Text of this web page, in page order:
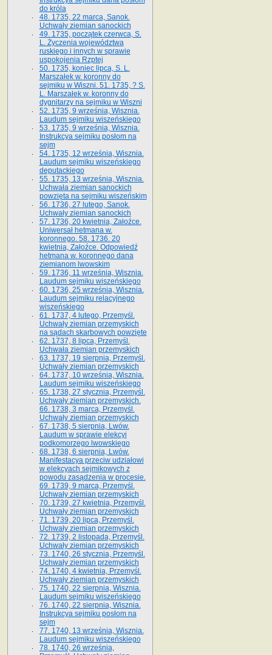
do króla
48. 1735, 22 marca, Sanok.
Uchwały ziemian sanockich
49. 1735, początek czerwca, S.
L. Życzenia województwa
ruskiego i innych w sprawie
uspokojenia Rzptej
50. 1735, koniec lipca, S. L.
Marszałek w. koronny do
sejmiku w Wiszni. 51. 1735, ? S.
L. Marszałek w. koronny do
dygnitarzy na sejmiku w Wiszni
52. 1735, 9 września, Wisznia.
Laudum sejmiku wiszeńskiego
53. 1735, 9 września, Wisznia.
Instrukcya sejmiku posłom na
sejm
54. 1735, 12 września, Wisznia.
Laudum sejmiku wiszeńskiego
deputackiego
55. 1735, 13 września, Wisznia.
Uchwała ziemian sanockich
powzięta na sejmiku wiszeńskim
56. 1736, 27 lutego, Sanok.
Uchwały ziemian sanockich
57. 1736, 20 kwietnia, Załoźce.
Uniwersał hetmana w.
koronnego. 58. 1736. 20
kwietnia, Załoźce. Odpowiedź
hetmana w. koronnego dana
ziemianom lwowskim
59. 1736, 11 września, Wisznia.
Laudum sejmiku wiszeńskiego
60. 1736, 25 września, Wisznia.
Laudum sejmiku relacyjnego
wiszeńskiego
61. 1737, 4 lutego, Przemyśl.
Uchwały ziemian przemyskich
na sądach skarbowych powzięte
62. 1737, 8 lipca, Przemyśl.
Uchwała ziemian przemyskich
63. 1737, 19 sierpnia, Przemyśl.
Uchwały ziemian przemyskich
64. 1737, 10 września, Wisznia.
Laudum sejmiku wiszeńskiego
65. 1738, 27 stycznia, Przemyśl.
Uchwały ziemian przemyskich­­.
66. 1738, 3 marca, Przemyśl.
Uchwały ziemian przemyskich­
67. 1738, 5 sierpnia, Lwów.
Laudum w sprawie elekcyi
podkomorzego lwowskiego
68. 1738, 6 sierpnia, Lwów.
Manifestacya przeciw udziałowi
w elekcyach sejmikowych z
powodu zasądzenia w procesie.
69. 1739, 9 marca, Przemyśl.
Uchwały ziemian przemyskich
70. 1739, 27 kwietnia, Przemyśl.
Uchwały ziemian przemyskich
71. 1739, 20 lipca, Przemyśl.
Uchwały ziemian przemyskich
72. 1739, 2 listopada, Przemyśl.
Uchwały ziemian przemyskich
73. 1740, 26 stycznia, Przemyśl.
Uchwały ziemian przemyskich
74. 1740, 4 kwietnia, Przemyśl.
Uchwały ziemian przemyskich
75. 1740, 22 sierpnia, Wisznia.
Laudum sejmiku wiszeńskiego
76. 1740, 22 sierpnia, Wisznia.
Instrukcya sejmiku posłom na
sejm
77. 1740, 13 września, Wisznia.
Laudum sejmiku wiszeńskiego
78. 1740, 26 września,